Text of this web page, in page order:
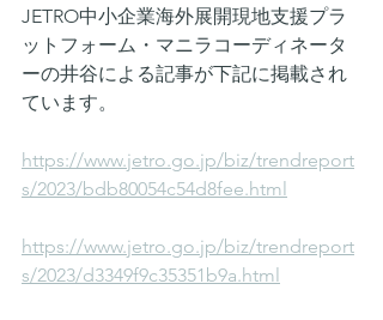
JETRO中小企業海外展開現地支援プラ
ットフォーム・マニラコーディネータ
ーの井谷による記事が下記に掲載され
ています。
https://www.jetro.go.jp/biz/trendreport
s/2023/bdb80054c54d8fee.html
https://www.jetro.go.jp/biz/trendreport
s/2023/d3349f9c35351b9a.html